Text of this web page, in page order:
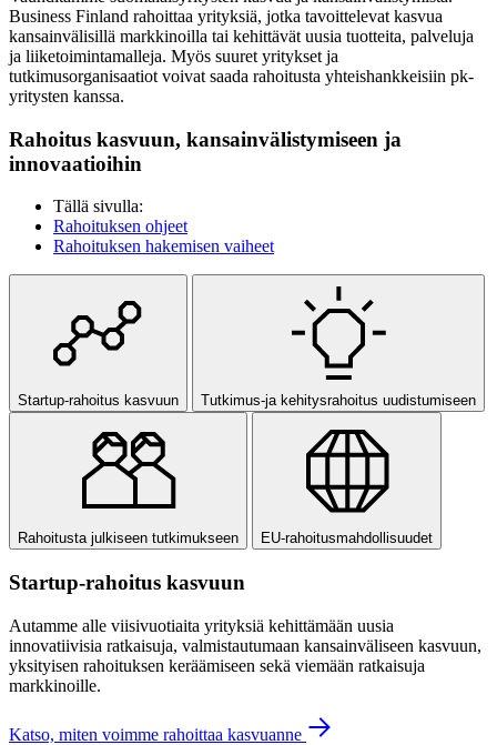
Business Finland rahoittaa yrityksiä, jotka tavoittelevat kasvua
kansainvälisillä markkinoilla tai kehittävät uusia tuotteita, palveluja
ja liiketoimintamalleja. Myös suuret yritykset ja
tutkimusorganisaatiot voivat saada rahoitusta yhteishankkeisiin pk-
yritysten kanssa.
Rahoitus kasvuun, kansainvälistymiseen ja
innovaatioihin
Tällä sivulla:
Rahoituksen ohjeet
Rahoituksen hakemisen vaiheet
Startup-rahoitus kasvuun Tutkimus-ja kehitysrahoitus uudistumiseen
Rahoitusta julkiseen tutkimukseen EU-rahoitusmahdollisuudet
Startup-rahoitus kasvuun
Autamme alle viisivuotiaita yrityksiä kehittämään uusia
innovatiivisia ratkaisuja, valmistautumaan kansainväliseen kasvuun,
yksityisen rahoituksen keräämiseen sekä viemään ratkaisuja
markkinoille.
Katso, miten voimme rahoittaa kasvuanne